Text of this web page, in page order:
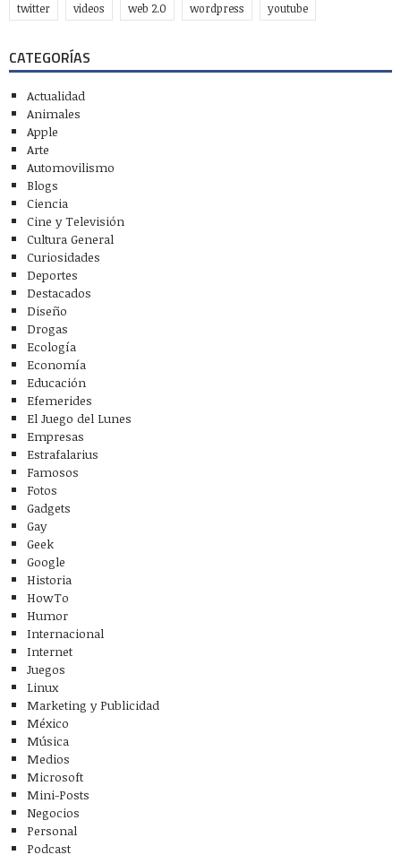
twitter videos web 2.0 wordpress youtube
CATEGORÍAS
Actualidad
Animales
Apple
Arte
Automovilismo
Blogs
Ciencia
Cine y Televisión
Cultura General
Curiosidades
Deportes
Destacados
Diseño
Drogas
Ecología
Economía
Educación
Efemerides
El Juego del Lunes
Empresas
Estrafalarius
Famosos
Fotos
Gadgets
Gay
Geek
Google
Historia
HowTo
Humor
Internacional
Internet
Juegos
Linux
Marketing y Publicidad
México
Música
Medios
Microsoft
Mini-Posts
Negocios
Personal
Podcast